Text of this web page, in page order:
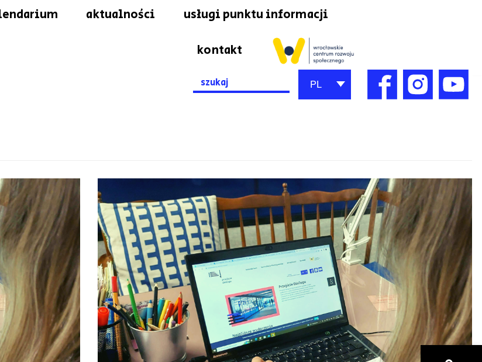
Otwórz
aktualności usługi punktu informacji
kontakt
Search
for:
PL